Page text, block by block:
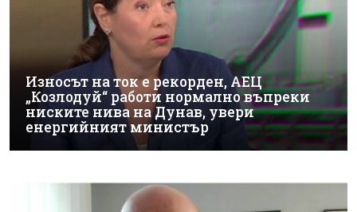
Износът на ток е рекорден, АЕЦ
„Козлодуй“ работи нормално въпреки
ниските нива на Дунав, увери
енергийният министър